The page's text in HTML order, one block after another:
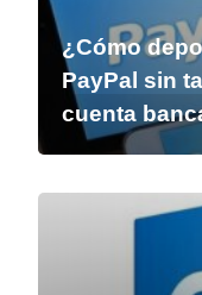
¿Cómo
PayPal sin
cuenta